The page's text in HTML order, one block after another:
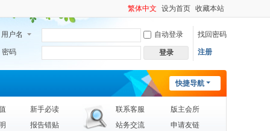
繁体中文 设为首页 收藏本站
用户名 自动登录 找回密码
密码 登录 注册
快捷导航
新手必读
报告错贴
联系客服
版主会所
站务交流
申请友链